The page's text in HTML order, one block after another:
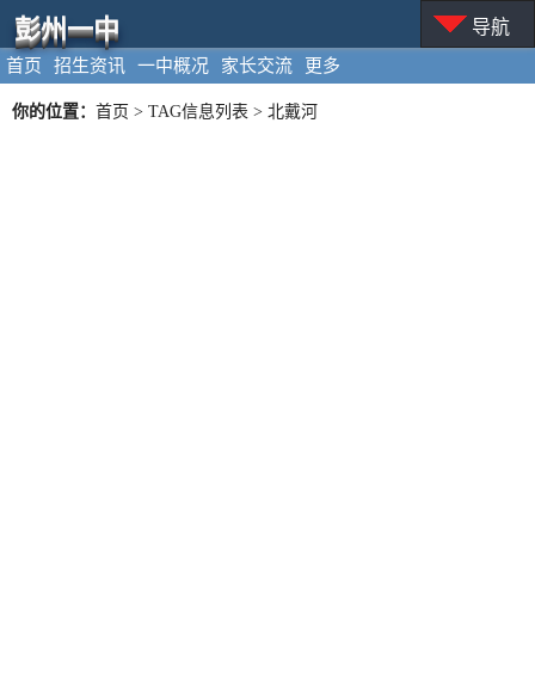
首页 招生资讯 一中概况 家长交流 更多
彭州一中 导航
你的位置： 首页 > TAG信息列表 > 北戴河